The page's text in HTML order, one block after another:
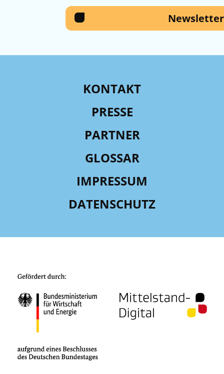
Newsletter
KONTAKT
PRESSE
PARTNER
GLOSSAR
IMPRESSUM
DATENSCHUTZ